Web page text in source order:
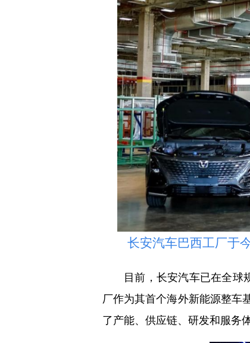
长安汽车巴西工厂于今
目前，长安汽车已在全球规
厂作为其首个海外新能源整车
了产能、供应链、研发和服务